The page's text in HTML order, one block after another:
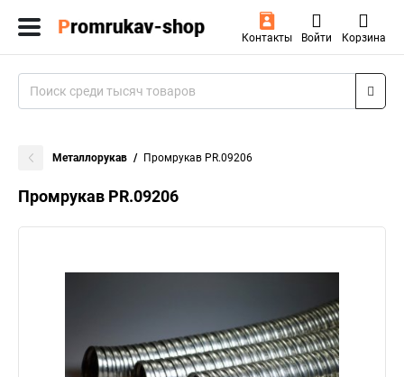
Контакты Войти Корзина
Металлорукав Промрукав PR.09206
Промрукав PR.09206